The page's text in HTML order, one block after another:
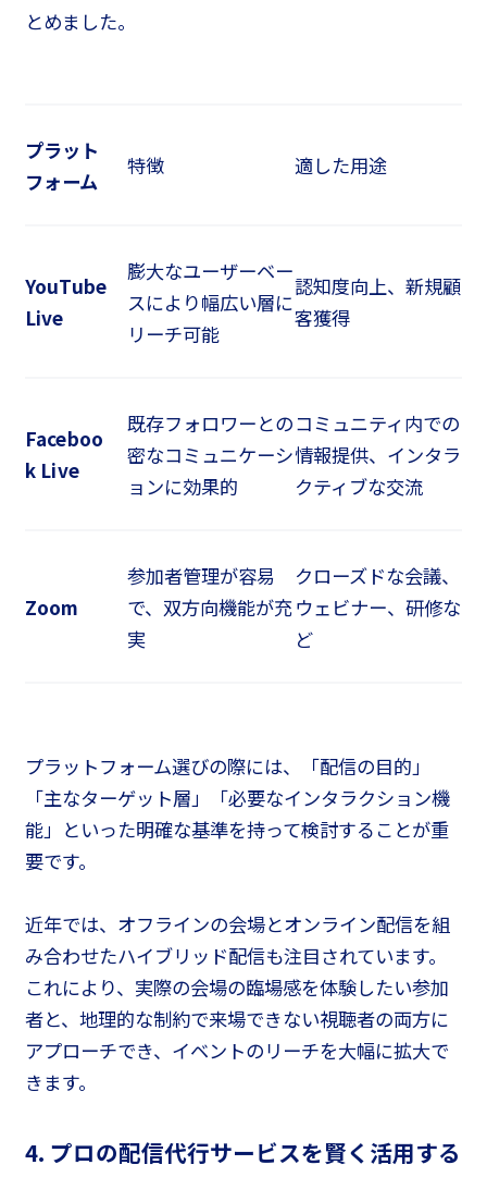
とめました。
プラット
フォーム
特徴 適した用途
YouTube
Live
膨大なユーザーベー
スにより幅広い層に
リーチ可能
認知度向上、新規顧
客獲得
Faceboo
k Live
既存フォロワーとの
密なコミュニケーシ
ョンに効果的
コミュニティ内での
情報提供、インタラ
クティブな交流
Zoom
参加者管理が容易
で、双方向機能が充
実
クローズドな会議、
ウェビナー、研修な
ど
プラットフォーム選びの際には、「配信の目的」
「主なターゲット層」「必要なインタラクション機
能」といった明確な基準を持って検討することが重
要です。
近年では、オフラインの会場とオンライン配信を組
み合わせたハイブリッド配信も注目されています。
これにより、実際の会場の臨場感を体験したい参加
者と、地理的な制約で来場できない視聴者の両方に
アプローチでき、イベントのリーチを大幅に拡大で
きます。
4. プロの配信代行サービスを賢く活用する